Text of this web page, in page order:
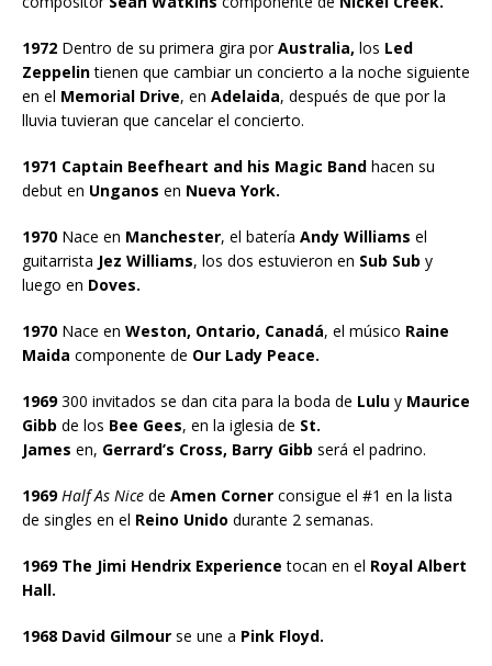
1972 Dentro de su primera gira porAustralia, los Led
Zeppelintienen que cambiar un concierto a la noche siguiente
en el Memorial Drive, en Adelaida, después de que por la
lluvia tuvieran que cancelar el concierto.
1971 Captain Beefheart and his Magic Band hacen su
debut en Unganos en Nueva York.
1970 Nace en Manchester, el batería Andy Williams el
guitarrista Jez Williams, los dos estuvieron en Sub Sub y
luego en Doves.
1970 Nace en Weston, Ontario, Canadá, el músico Raine
Maida componente de Our Lady Peace.
1969300 invitados se dan cita para la boda de Lulu y Maurice
Gibb de los Bee Gees, en la iglesia de St.
James en, Gerrard’s Cross, Barry Gibb será el padrino.
1969 Half As Nice de Amen Corner consigue el #1 en la lista
de singles en el Reino Unido durante 2 semanas.
1969 The Jimi Hendrix Experience tocan en el Royal Albert
Hall.
1968 David Gilmour se une a Pink Floyd.